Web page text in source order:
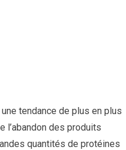
tendance de plus en plus
l’abandon des produits
quantités de protéines